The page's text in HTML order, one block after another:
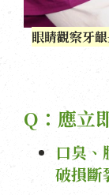
眼睛觀察牙
Q：應立
口臭、
破損